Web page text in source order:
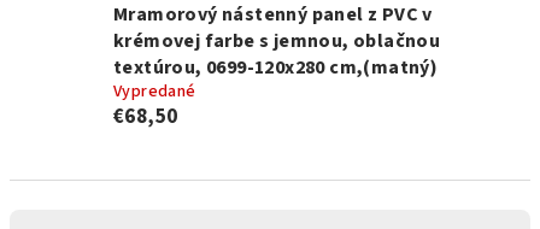
Mramorový nástenný panel z PVC v
krémovej farbe s jemnou, oblačnou
textúrou, 0699-120x280 cm,(matný)
Vypredané
€68,50